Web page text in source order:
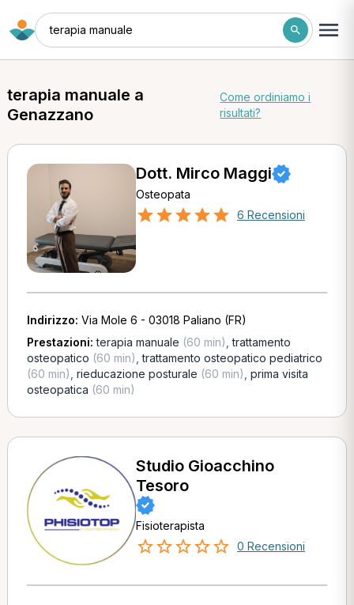
terapia manuale
terapia manuale a
Genazzano
Come ordiniamo i
risultati?
Dott. Mirco Maggi
Osteopata
6 Recensioni
Indirizzo: Via Mole 6 - 03018 Paliano (FR)
Prestazioni:terapia manuale (60 min) ,trattamento
osteopatico (60 min) ,trattamento osteopatico pediatrico
(60 min) rieducazione posturale (60 min) prima visita
osteopatica (60 min)
Studio Gioacchino
Tesoro
Fisioterapista
0 Recensioni